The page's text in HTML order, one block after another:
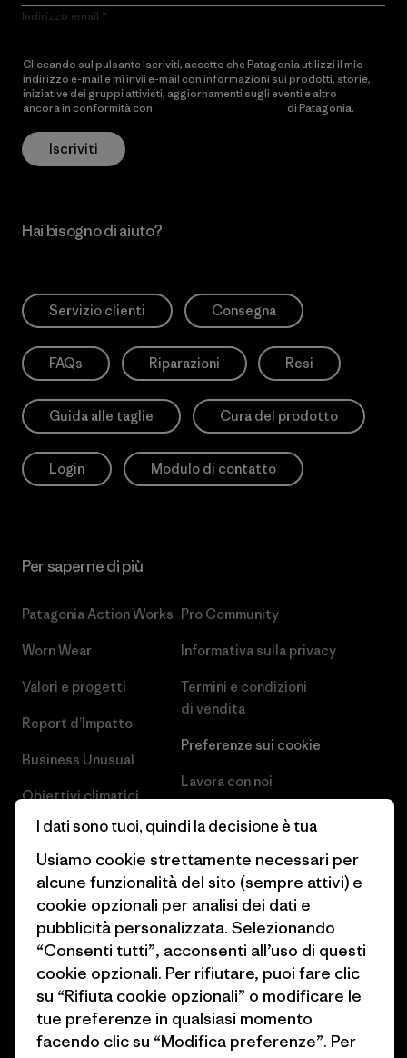
Indirizzo email
Cliccando sul pulsante Iscriviti, accetto che Patagonia utilizzi il mio
indirizzo e-mail e mi invii e-mail con informazioni sui prodotti, storie,
iniziative dei gruppi attivisti, aggiornamenti sugli eventi e altro
ancora in conformità con
di Patagonia.
Iscriviti
Hai bisogno di aiuto?
Servizio clienti Consegna
FAQs Riparazioni Resi
Guida alle taglie Cura del prodotto
Login Modulo di contatto
Per saperne di più
Patagonia Action Works
Worn Wear
Valori e progetti
Report d’Impatto
Business Unusual
Obiettivi climatici
1% For The Planet
Come finanziamo
Buoni regalo
Trova un negozio
Pro Community
Informativa sulla privacy
Termini e condizioni
di vendita
Preferenze sui cookie
Lavora con noi
Stampa e media
Industry program
Programma di affiliazione
Patagonia Italia Mappa del sito
I dati sono tuoi, quindi la decisione è tua
Usiamo cookie strettamente necessari per
alcune funzionalità del sito (sempre attivi) e
cookie opzionali per analisi dei dati e
pubblicità personalizzata. Selezionando
“Consenti tutti”, acconsenti all’uso di questi
cookie opzionali. Per rifiutare, puoi fare clic
su “Rifiuta cookie opzionali” o modificare le
tue preferenze in qualsiasi momento
facendo clic su “Modifica preferenze”. Per